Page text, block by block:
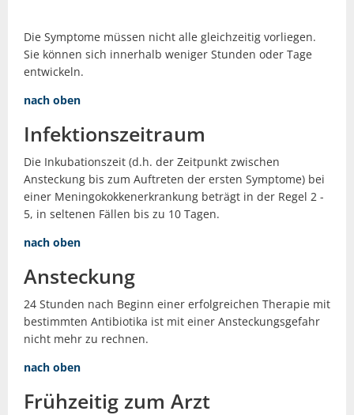
Die Symptome müssen nicht alle gleichzeitig vorliegen.
Sie können sich innerhalb weniger Stunden oder Tage
entwickeln.
nach oben
Infektionszeitraum
Die Inkubationszeit (d.h. der Zeitpunkt zwischen
Ansteckung bis zum Auftreten der ersten Symptome) bei
einer Meningokokkenerkrankung beträgt in der Regel 2 -
5, in seltenen Fällen bis zu 10 Tagen.
nach oben
Ansteckung
24 Stunden nach Beginn einer erfolgreichen Therapie mit
bestimmten Antibiotika ist mit einer Ansteckungsgefahr
nicht mehr zu rechnen.
nach oben
Frühzeitig zum Arzt